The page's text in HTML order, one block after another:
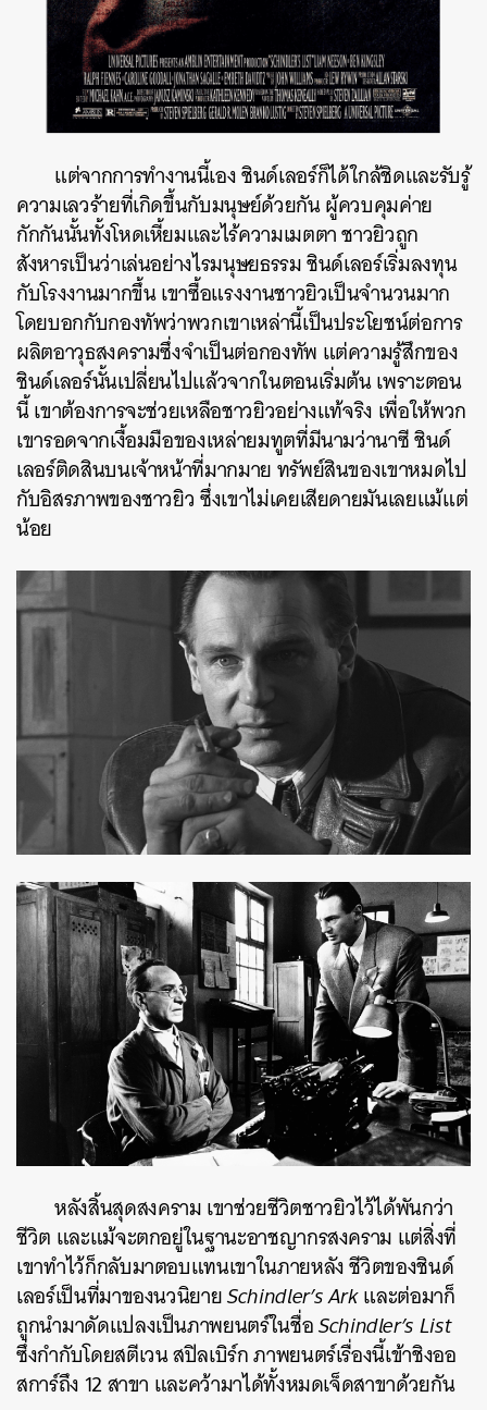
แต่จากการทำงานนี้เอง ชินด์เลอร์ก็ได้ใกล้ชิดและรับรู้
ความเลวร้ายที่เกิดขึ้นกับมนุษย์ด้วยกัน ผู้ควบคุมค่าย
กักกันนั้นทั้งโหดเหี้ยมและไร้ความเมตตา ชาวยิวถูก
สังหารเป็นว่าเล่นอย่างไรมนุษยธรรม ชินด์เลอร์เริ่มลงทุน
กับโรงงานมากขึ้น เขาซื้อแรงงานชาวยิวเป็นจำนวนมาก
โดยบอกกับกองทัพว่าพวกเขาเหล่านี้เป็นประโยชน์ต่อการ
ผลิตอาวุธสงครามซึ่งจำเป็นต่อกองทัพ แต่ความรู้สึกของ
ชินด์เลอร์นั้นเปลี่ยนไปแล้วจากในตอนเริ่มต้น เพราะตอน
นี้ เขาต้องการจะช่วยเหลือชาวยิวอย่างแท้จริง เพื่อให้พวก
เขารอดจากเงื้อมมือของเหล่ายมทูตที่มีนามว่านาซี ชินด์
เลอร์ติดสินบนเจ้าหน้าที่มากมาย ทรัพย์สินของเขาหมดไป
กับอิสรภาพของชาวยิว ซึ่งเขาไม่เคยเสียดายมันเลยแม้แต่
น้อย
หลังสิ้นสุดสงคราม เขาช่วยชีวิตชาวยิวไว้ได้พันกว่า
ชีวิต และแม้จะตกอยู่ในฐานะอาชญากรสงคราม แต่สิ่งที่
เขาทำไว้ก็กลับมาตอบแทนเขาในภายหลัง ชีวิตของชินด์
เลอร์เป็นที่มาของนวนิยายSchindler’s Arkและต่อมาก็
ถูกนำมาดัดแปลงเป็นภาพยนตร์ในชื่อSchindler’s List
ซึ่งกำกับโดยสตีเวน สปิลเบิร์ก ภาพยนตร์เรื่องนี้เข้าชิงออ
สการ์ถึง 12 สาขา และคว้ามาได้ทั้งหมดเจ็ดสาขาด้วยกัน
ค้นหา
SHARE TWEET LINE EMAIL